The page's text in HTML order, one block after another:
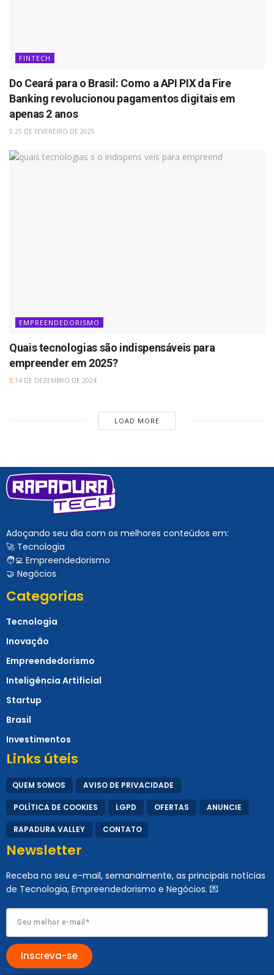
FINTECH
Do Ceará para o Brasil: Como a API PIX da Fire
Banking revolucionou pagamentos digitais em
apenas 2 anos
25 DE FEVEREIRO DE 2025
EMPREENDEDORISMO
Quais tecnologias são indispensáveis para
empreender em 2025?
14 DE DEZEMBRO DE 2024
LOAD MORE
Adoçando seu dia com os melhores conteúdos em:
🚀 Tecnologia
🧑‍💻 Empreendedorismo
🤝 Negócios
Categorias
Tecnologia
Inovação
Empreendedorismo
Inteligência Artificial
Startup
Brasil
Investimentos
Links úteis
QUEM SOMOS AVISO DE PRIVACIDADE
POLÍTICA DE COOKIES LGPD OFERTAS ANUNCIE
RAPADURA VALLEY CONTATO
Newsletter
Receba no seu e-mail, semanalmente, as principais notícias
de Tecnologia, Empreendedorismo e Negócios. 💌
Inscreva-se